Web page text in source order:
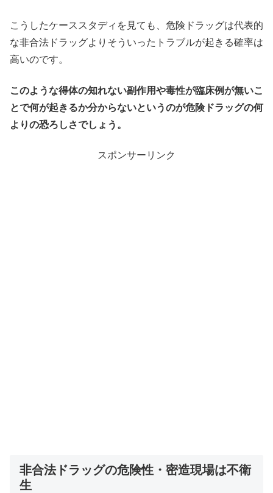
こうしたケーススタディを見ても、危険ドラッグは代表的
な非合法ドラッグよりそういったトラブルが起きる確率は
高いのです。
このような得体の知れない副作用や毒性が臨床例が無いこ
とで何が起きるか分からないというのが危険ドラッグの何
よりの恐ろしさでしょう。
スポンサーリンク
非合法ドラッグの危険性・密造現場は不衛
生